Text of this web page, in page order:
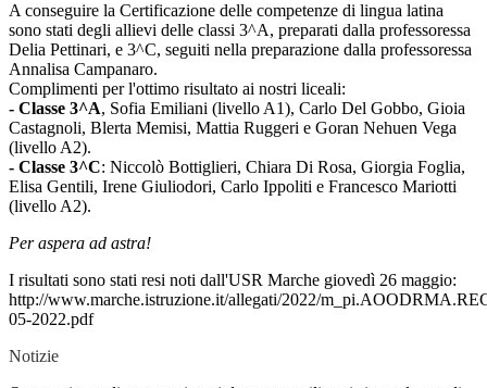
A conseguire la Certificazione delle competenze di lingua latina
sono stati degli allievi delle classi 3^A, preparati dalla professoressa
Delia Pettinari, e 3^C, seguiti nella preparazione dalla professoressa
Annalisa Campanaro.
Complimenti per l'ottimo risultato ai nostri liceali:
- Classe 3^A, Sofia Emiliani (livello A1), Carlo Del Gobbo, Gioia
Castagnoli, Blerta Memisi, Mattia Ruggeri e Goran Nehuen Vega
(livello A2).
- Classe 3^C: Niccolò Bottiglieri, Chiara Di Rosa, Giorgia Foglia,
Elisa Gentili, Irene Giuliodori, Carlo Ippoliti e Francesco Mariotti
(livello A2).
Per aspera ad astra!
I risultati sono stati resi noti dall'USR Marche giovedì 26 maggio:
http://www.marche.istruzione.it/allegati/2022/
05-2022.pdf
Notizie